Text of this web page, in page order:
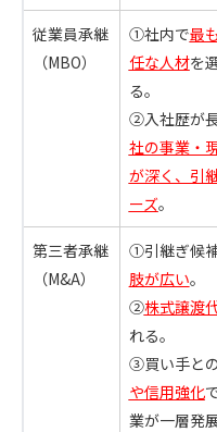
従業員承継
（MBO）
①社内で最
任な人材を
る。
②入社歴が長
社の事業・
が深く、引
ーズ。
第三者承継
（M&A）
①引継ぎ候
肢が広い。
②株式譲渡
れる。
③買い手との
や信用強化
業が一層発